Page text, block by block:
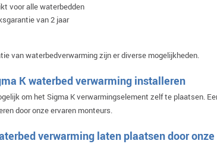
voor alle waterbedden
van 2 jaar
van waterbedverwarming zijn er diverse mogelijkheden.
K waterbed verwarming installeren
om het Sigma K verwarmingselement zelf te plaatsen.
door onze ervaren monteurs.
verwarming laten plaatsen door